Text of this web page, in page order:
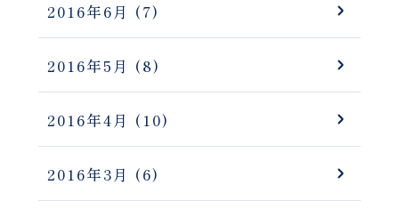
2016年6月 (7)
2016年5月 (8)
2016年4月 (10)
2016年3月 (6)